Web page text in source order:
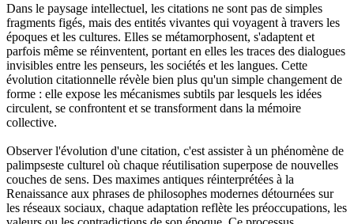
Dans le paysage intellectuel, les citations ne sont pas de simples
fragments figés, mais des entités vivantes qui voyagent à travers les
époques et les cultures. Elles se métamorphosent, s'adaptent et
parfois même se réinventent, portant en elles les traces des dialogues
invisibles entre les penseurs, les sociétés et les langues. Cette
évolution citationnelle révèle bien plus qu'un simple changement de
forme : elle expose les mécanismes subtils par lesquels les idées
circulent, se confrontent et se transforment dans la mémoire
collective.
Observer l'évolution d'une citation, c'est assister à un phénomène de
palimpseste culturel où chaque réutilisation superpose de nouvelles
couches de sens. Des maximes antiques réinterprétées à la
Renaissance aux phrases de philosophes modernes détournées sur
les réseaux sociaux, chaque adaptation reflète les préoccupations, les